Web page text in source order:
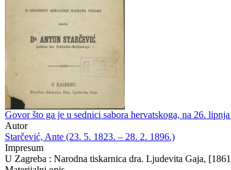
Govor što ga je u sednici sabora hervatskoga, na 26.
Autor
Starčević, Ante (23. 5. 1823. – 28. 2. 1896.)
Impresum
U Zagreba : Narodna tiskarnica dra. Ljudevita Gaja,